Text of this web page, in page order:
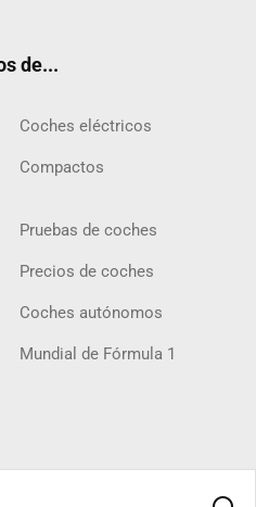
de...
Coches eléctricos
Compactos
Pruebas de coches
Precios de coches
Coches autónomos
Mundial de Fórmula 1